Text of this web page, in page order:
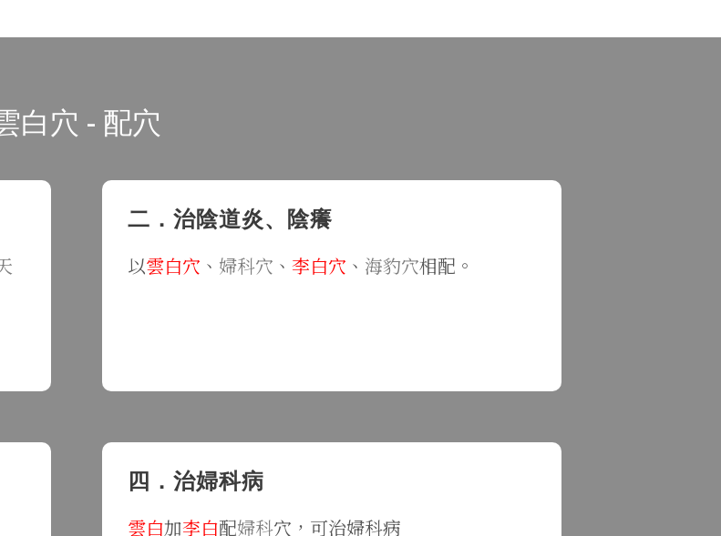
白穴 - 配穴
二．治陰道炎、陰癢
以雲白穴 、 婦科穴 、李白穴 、 海豹穴相配。
四．治婦科病
雲白加李白配婦科穴，可治婦科病